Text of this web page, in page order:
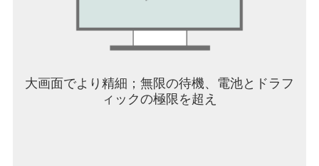
大画面でより精細；無限の待機、電池とドラフ
ィックの極限を超え